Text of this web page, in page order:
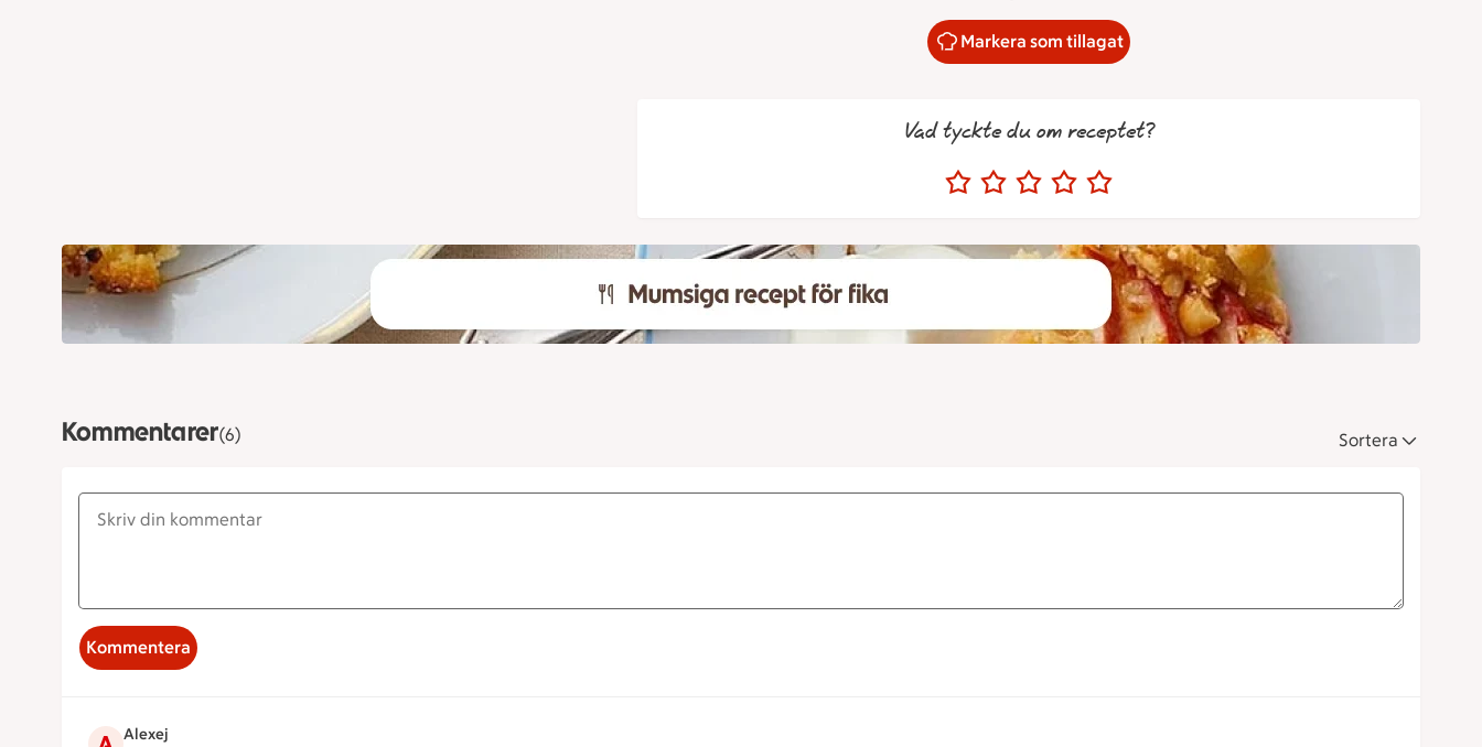
Markera som tillagat
Vad tyckte du om receptet?
Kommentarer(6) Sortera
Kommentera
Alexej